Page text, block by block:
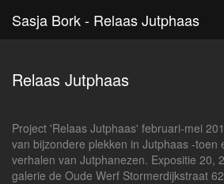
Sasja Bork - Relaas Jutphaas
Relaas Jutphaas
Project 'Relaas Jutphaas' februari-mei
van bijzondere plekken in Jutphaas -toen
verhalen van Jutphanezen. Expositie 20,
galerie de Oude Werf Stormerdijkstraat